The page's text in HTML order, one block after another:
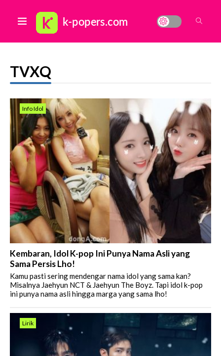
TVXQ
Info Idol
Kembaran, Idol K-pop Ini Punya Nama Asli yang
Sama Persis Lho!
Kamu pasti sering mendengar nama idol yang sama kan?
Misalnya Jaehyun NCT & Jaehyun The Boyz. Tapi idol k-pop
ini punya nama asli hingga marga yang sama lho!
Lirik